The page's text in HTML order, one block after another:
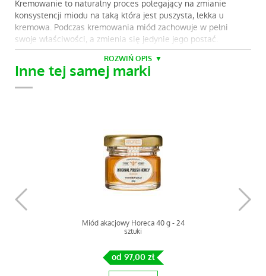
Kremowanie to naturalny proces polegający na zmianie
konsystencji miodu na taką która jest puszysta, lekka u
kremowa. Podczas kremowania miód zachowuje w pełni
swoje właściwości, a zmienia się jedynie jego postać.
Dlaczego my?
Wywodzimy się z rodzinnej wielopokoleniowej pasieki
małopolskiej. Naszym celem jest dostarczać Państwu zawsze
ROZWIŃ OPIS
Inne tej samej marki
Miód akacjowy Horeca 40 g - 24
sztuki
od 97,00 zł